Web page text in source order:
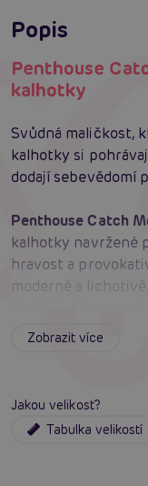
Popis
Penthouse
kalhotky
Svůdná maličkost,
kalhotky si
dodají sebevědomí
Penthouse Catch
kalhotky navržené
hravost a
moderně a
sexy průstřihy
koketní zakončení.
také prémiové
Zobrazit více
Jakou velikost?
Tabulka velikostí